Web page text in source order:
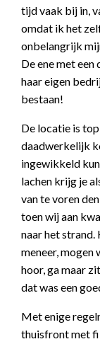
tijd vaak bij in,
omdat ik het
onbelangrijk
De ene met
haar eigen
bestaan!
De locatie is
daadwerkelijk
ingewikkeld
lachen krijg je
van te voren
toen wij aan
naar het strand.
meneer, mogen
hoor, ga maar
dat was een
Met enige
thuisfront met